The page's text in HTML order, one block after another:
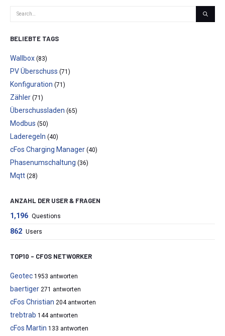
BELIEBTE TAGS
Wallbox (83)
PV Überschuss (71)
Konfiguration (71)
Zähler (71)
Überschussladen (65)
Modbus (50)
Laderegeln (40)
cFos Charging Manager (40)
Phasenumschaltung (36)
Mqtt (28)
ANZAHL DER USER & FRAGEN
1,196 Questions
862 Users
TOP10 – CFOS NETWORKER
Geotec 1953 antworten
baertiger 271 antworten
cFos Christian 204 antworten
trebtrab 144 antworten
cFos Martin 133 antworten